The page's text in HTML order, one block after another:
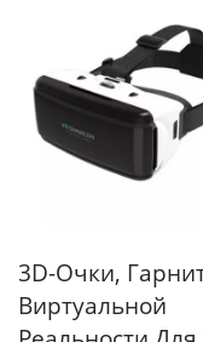
3D-Очки,
Виртуальной